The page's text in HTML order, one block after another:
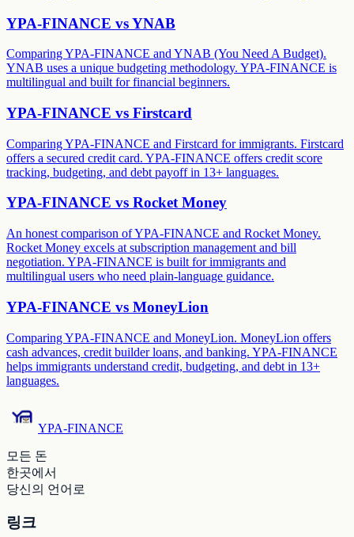
YPA-FINANCE vsYNAB
Comparing YPA-FINANCE and YNAB (You Need A Budget).
YNAB uses a unique budgeting methodology. YPA-FINANCE is
multilingual and built for financial beginners.
YPA-FINANCE vs Firstcard
Comparing YPA-FINANCE and Firstcard for immigrants. Firstcard
offers a secured credit card. YPA-FINANCE offers credit score
tracking, budgeting, and debt payoff in 13+ languages.
YPA-FINANCE vs Rocket Money
An honest comparison of YPA-FINANCE and Rocket Money.
Rocket Money excels at subscription management and bill
negotiation. YPA-FINANCE is built for immigrants and
multilingual users who need plain-language guidance.
YPA-FINANCE vs MoneyLion
Comparing YPA-FINANCE and MoneyLion. MoneyLion offers
cash advances, credit builder loans, and banking. YPA-FINANCE
helps immigrants understand credit, budgeting, and debt in 13+
languages.
YPA-FINANCE
모든 돈
한곳에서
당신의 언어로
링크